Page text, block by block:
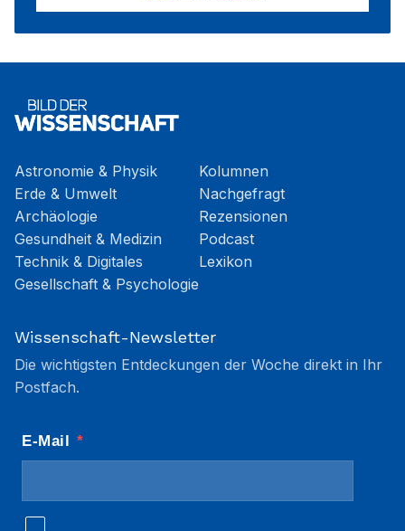
Astronomie & Physik
Erde & Umwelt
Archäologie
Gesundheit & Medizin
Technik & Digitales
Gesellschaft & Psychologie
Kolumnen
Nachgefragt
Rezensionen
Podcast
Lexikon
Wissenschaft-Newsletter
Die wichtigsten Entdeckungen der Woche direkt in Ihr
Postfach.